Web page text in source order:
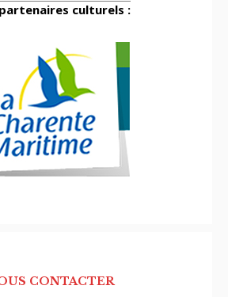
culturels :
CONTACTER